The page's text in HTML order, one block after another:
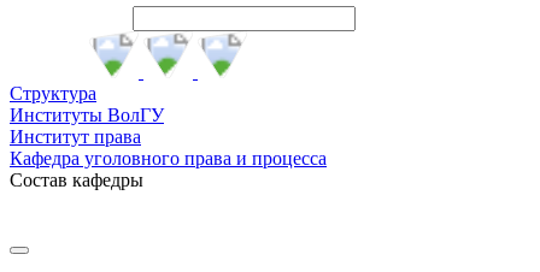
Структура
Институты ВолГУ
Институт права
Кафедра уголовного права и процесса
Состав кафедры